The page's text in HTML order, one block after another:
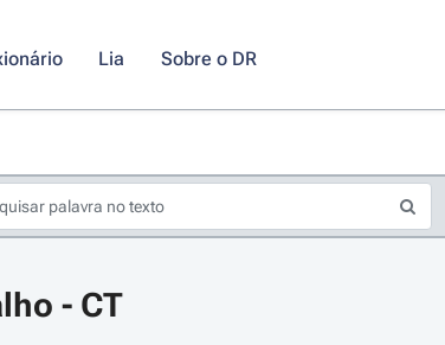
Lia Sobre o DR
- CT